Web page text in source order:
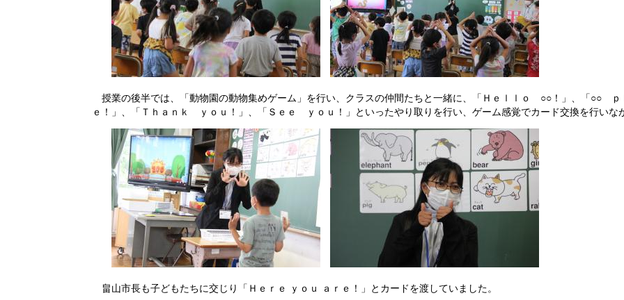
授業の後半では、「動物園の動物集めゲーム」を行い、クラスの仲間たちと一緒に、「Ｈｅｌｌｏ ○○！」、「○○
ｅ！」、「Ｔｈａｎｋ ｙｏｕ！」、「Ｓｅｅ ｙｏｕ！」といったやり取りを行い、ゲーム感覚でカード交換を行いな
畠山市長も子どもたちに交じり「Ｈｅｒｅ ｙｏｕ ａｒｅ！」とカードを渡していました。